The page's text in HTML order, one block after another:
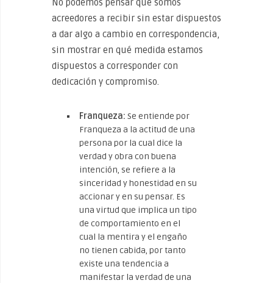
No podemos pensar que somos
acreedores a recibir sin estar dispuestos
a dar algo a cambio en correspondencia,
sin mostrar en qué medida estamos
dispuestos a corresponder con
dedicación y compromiso.
Franqueza: Se entiende por
Franqueza a la actitud de una
persona por la cual dice la
verdad y obra con buena
intención, se refiere a la
sinceridad y honestidad en su
accionar y en su pensar. Es
una virtud que implica un tipo
de comportamiento en el
cual la mentira y el engaño
no tienen cabida, por tanto
existe una tendencia a
manifestar la verdad de una